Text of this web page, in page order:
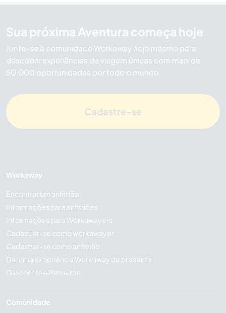
Sua próxima Aventura começa hoje
Junte-se à comunidade Workaway hoje mesmo para
descobrir experiências de viagem únicas com mais de
50.000 oportunidades por todo o mundo.
Cadastre-se
Workaway
Encontrar um anfitrião
Informações para anfitriões
Informações para Workawayers
Cadastrar-se como workawayer
Cadastrar-se como anfitrião
Dar uma experiência Workaway de presente
Descontos e Parceiros
Comunidade